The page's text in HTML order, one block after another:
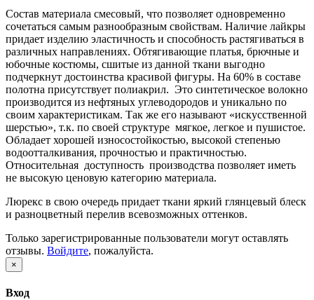
Состав материала смесовый, что позволяет одновременно
сочетаться самым разнообразным свойствам. Наличие лайкры
придает изделию эластичность и способность растягиваться в
различных направлениях. Обтягивающие платья, брючные и
юбочные костюмы, сшитые из данной ткани выгодно
подчеркнут достоинства красивой фигуры. На 60% в составе
полотна присутствует полиакрил. Это синтетическое волокно
производится из нефтяных углеводородов и уникально по
своим характеристикам. Так же его называют «искусственной
шерстью», т.к. по своей структуре мягкое, легкое и пушистое.
Обладает хорошей износостойкостью, высокой степенью
водоотталкивания, прочностью и практичностью.
Относительная доступность производства позволяет иметь
не высокую ценовую категорию материала.
Люрекс в свою очередь придает ткани яркий глянцевый блеск
и разноцветный перелив всевозможных оттенков.
Только зарегистрированные пользователи могут оставлять
отзывы. Войдите, пожалуйста.
×
Вход